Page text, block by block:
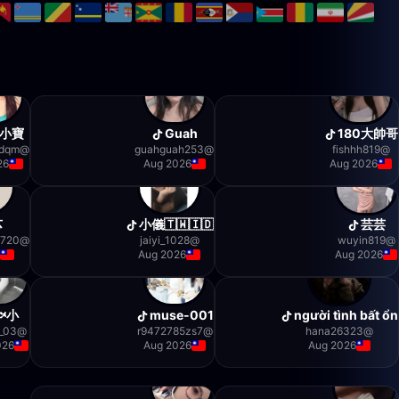
180大帥哥
@
fishhh819
Aug 2026
Guah
@
guahguah253
Aug 2026
寶
@
芸芸
@
wuyin819
Aug 2026
小儀🇹🇼🇮🇩
@
1028_jaiyi
Aug 2026
@
người tình bất ổn
@
hana26323
Aug 2026
muse-001
@
r9472785zs7
Aug 2026
小🐟
@